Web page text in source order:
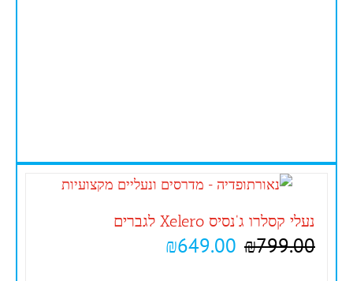
נעלי קסלרו ג'נסיס Xelero לגברים
₪799.00
₪649.00